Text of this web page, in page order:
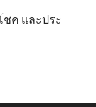
ชค และประ